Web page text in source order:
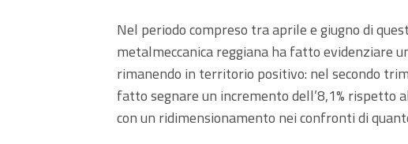
Nel periodo compreso tra aprile e giugno di
metalmeccanica reggiana ha fatto evidenziare
rimanendo in territorio positivo: nel secondo
fatto segnare un incremento dell’8,1% rispetto
con un ridimensionamento nei confronti di